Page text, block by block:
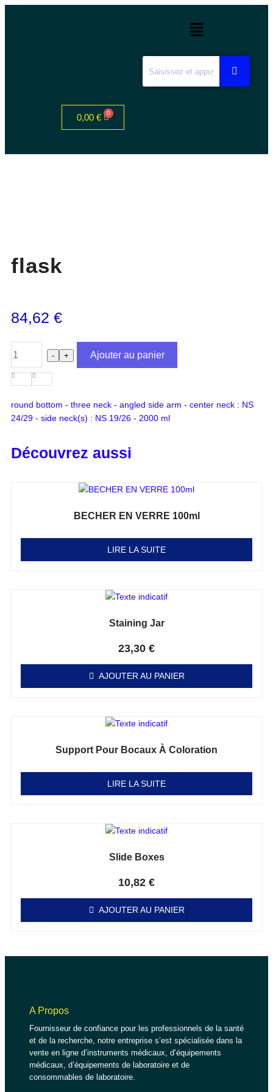
0,00 €
flask
84,62 €
- + Ajouter au panier
round bottom - three neck - angled side arm - center neck : NS
24/29 - side neck(s) : NS 19/26 - 2000 ml
Découvrez aussi
BECHER EN VERRE 100ml
LIRE LA SUITE
Staining Jar
23,30 €
AJOUTER AU PANIER
Support Pour Bocaux À Coloration
LIRE LA SUITE
Slide Boxes
10,82 €
AJOUTER AU PANIER
A Propos
Fournisseur de confiance pour les professionnels de la santé
et de la recherche, notre entreprise s’est spécialisée dans la
vente en ligne d’instruments médicaux, d’équipements
médicaux, d’équipements de laboratoire et de
consommables de laboratoire.